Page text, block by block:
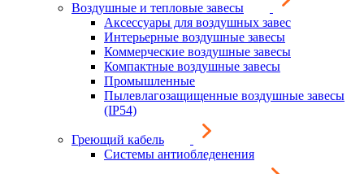
Воздушные и тепловые завесы
Аксессуары для воздушных завес
Интерьерные воздушные завесы
Коммерческие воздушные завесы
Компактные воздушные завесы
Промышленные
Пылевлагозащищенные воздушные завесы
(IP54)
Греющий кабель
Системы антиобледенения